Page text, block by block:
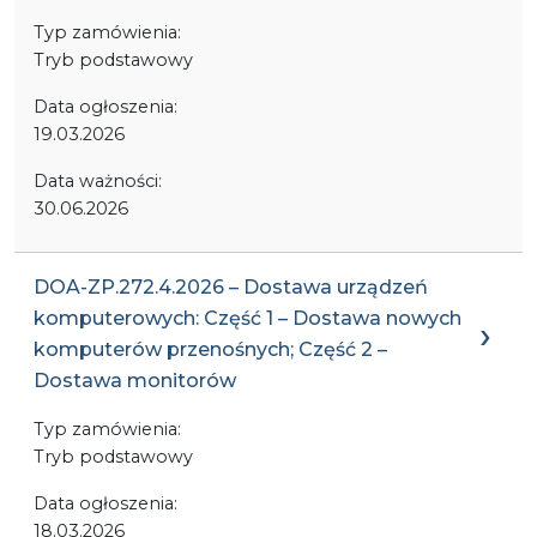
Typ zamówienia:
Tryb podstawowy
Data ogłoszenia:
19.03.2026
Data ważności:
30.06.2026
DOA-ZP.272.4.2026 – Dostawa urządzeń
komputerowych: Część 1 – Dostawa nowych
komputerów przenośnych; Część 2 –
Dostawa monitorów
Typ zamówienia:
Tryb podstawowy
Data ogłoszenia:
18.03.2026